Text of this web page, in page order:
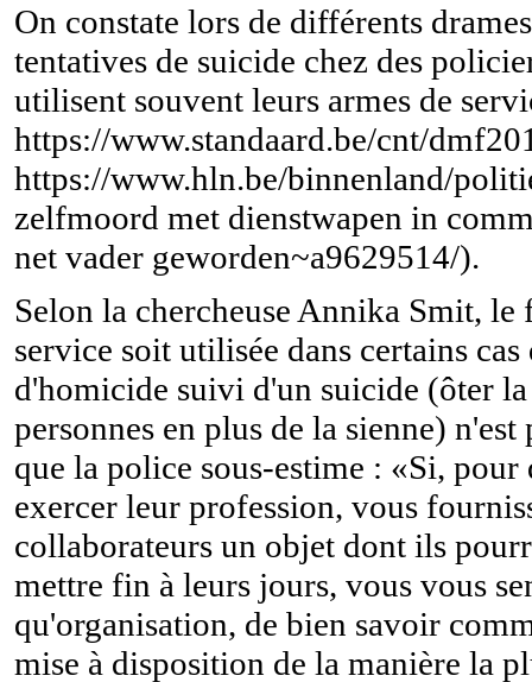
On constate lors de différents
tentatives de suicide chez des
utilisent souvent leurs armes de
https://www.standaard.be/cnt/
https://www.hln.be/binnenland/
zelfmoord met dienstwapen in
net vader geworden~a9629514/).
Selon la chercheuse Annika Smit, le
service soit utilisée dans certains
d'homicide suivi d'un suicide (ôter
personnes en plus de la sienne) n'est
que la police sous-estime : «Si, pour
exercer leur profession, vous
collaborateurs un objet dont ils
mettre fin à leurs jours, vous vous
qu'organisation, de bien savoir
mise à disposition de la manière la